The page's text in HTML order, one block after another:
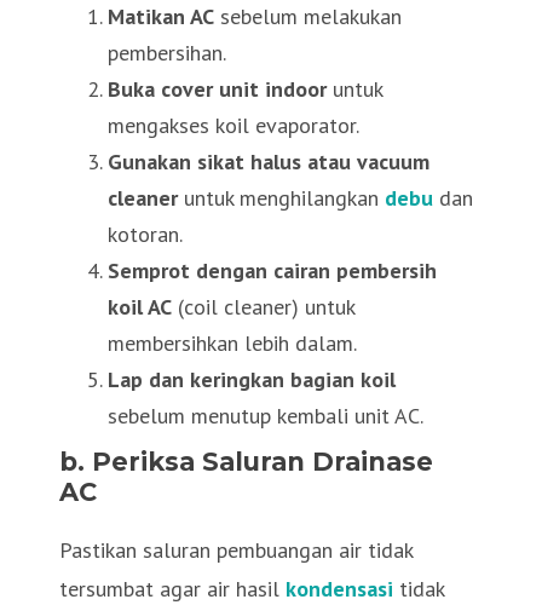
Matikan AC sebelum melakukan
pembersihan.
Buka cover unit indooruntuk
mengakses koil evaporator.
Gunakan sikat halus atau vacuum
cleaneruntuk menghilangkan debu dan
kotoran.
Semprot dengan cairan pembersih
koil AC (coil cleaner) untuk
membersihkan lebih dalam.
Lap dan keringkan bagian koil
sebelum menutup kembali unit AC.
b. Periksa Saluran Drainase
AC
Pastikan saluran pembuangan air tidak
tersumbat agar air hasil kondensasi tidak